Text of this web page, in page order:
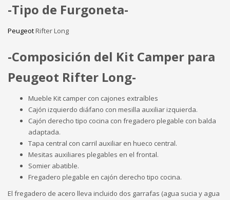
-Tipo de Furgoneta-
PeugeotRifter Long
-Composición del Kit Camper para
Peugeot Rifter Long-
Mueble Kit camper con cajones extraíbles
Cajón izquierdo diáfano con mesilla auxiliar izquierda.
Cajón derecho tipo cocina con fregadero plegable con balda
adaptada.
Tapa central con carril auxiliar en hueco central.
Mesitas auxiliares plegables en el frontal.
Somier abatible.
Fregadero plegable en cajón derecho tipo cocina.
El fregadero de acero lleva incluido dos garrafas (agua sucia y agua